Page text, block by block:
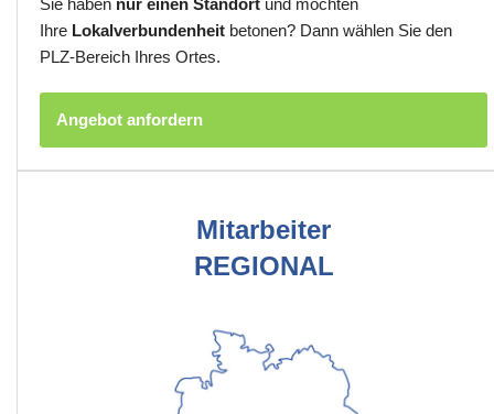
Sie haben nur einen Standort und möchten
Ihre Lokalverbundenheit betonen? Dann wählen Sie den
PLZ-Bereich Ihres Ortes.
Angebot anfordern
Mitarbeiter
REGIONAL